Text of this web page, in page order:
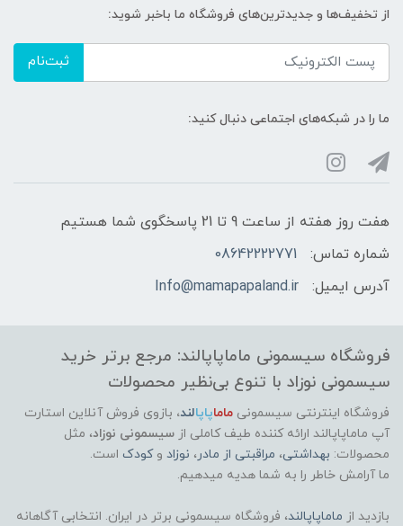
از تخفیف‌ها و جدیدترین‌های فروشگاه ما باخبر شوید:
ثبت‌نام
ما را در شبکه‌های اجتماعی دنبال کنید:
هفت روز هفته از ساعت 9 تا 21 پاسخگوی شما هستیم
شماره تماس:
08642222771
آدرس ایمیل:
Info@mamapapaland.ir
فروشگاه سیسمونی ماماپاپالند: مرجع برتر خرید
سیسمونی نوزاد با تنوع بی‌نظیر محصولات
فروشگاه اینترنتی سیسمونی ماماپاپالند، بازوی فروش آنلاین استارت
آپ ماماپاپالند ارائه کننده طیف کاملی از سیسمونی نوزاد، مثل
محصولات: بهداشتی، مراقبتی از مادر ، نوزاد وکودک است.
ما آرامش خاطر را به شما هدیه میدهیم.
بازدید از ماماپاپالند، فروشگاه سیسمونی برتر در ایران. انتخابی آگاهانه